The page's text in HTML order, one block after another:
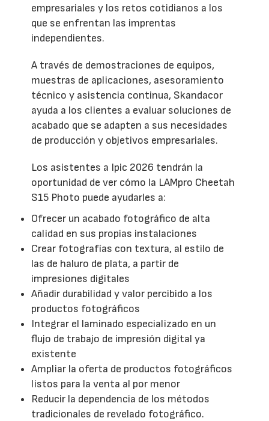
empresariales y los retos cotidianos a los
que se enfrentan las imprentas
independientes.
A través de demostraciones de equipos,
muestras de aplicaciones, asesoramiento
técnico y asistencia continua, Skandacor
ayuda a los clientes a evaluar soluciones de
acabado que se adapten a sus necesidades
de producción y objetivos empresariales.
Los asistentes a Ipic 2026 tendrán la
oportunidad de ver cómo la LAMpro Cheetah
S15 Photo puede ayudarles a:
Ofrecer un acabado fotográfico de alta
calidad en sus propias instalaciones
Crear fotografías con textura, al estilo de
las de haluro de plata, a partir de
impresiones digitales
Añadir durabilidad y valor percibido a los
productos fotográficos
Integrar el laminado especializado en un
flujo de trabajo de impresión digital ya
existente
Ampliar la oferta de productos fotográficos
listos para la venta al por menor
Reducir la dependencia de los métodos
tradicionales de revelado fotográfico.